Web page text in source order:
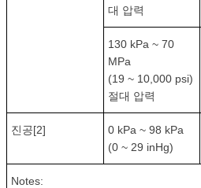
대 압력
130 kPa ~ 70
MPa
(19 ~ 10,000 psi)
절대 압력
진공[2]
0 kPa ~ 98 kPa
(0 ~ 29 inHg)
Notes: